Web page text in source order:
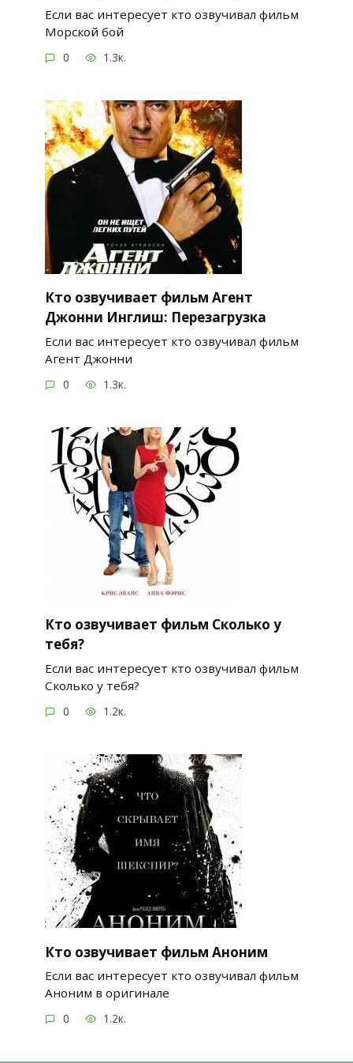
Если вас интересует кто озвучивал фильм
Морской бой
0 1.3к.
Кто озвучивает фильм Агент
Джонни Инглиш: Перезагрузка
Если вас интересует кто озвучивал фильм
Агент Джонни
0 1.3к.
Кто озвучивает фильм Сколько у
тебя?
Если вас интересует кто озвучивал фильм
Сколько у тебя?
0 1.2к.
Кто озвучивает фильм Аноним
Если вас интересует кто озвучивал фильм
Аноним в оригинале
0 1.2к.